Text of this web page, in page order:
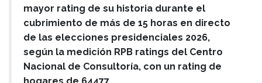
mayor rating de su historia durante el
cubrimiento de más de 15 horas en directo
de las elecciones presidenciales 2026,
según la medición RPB ratings del Centro
Nacional de Consultoría, con un rating de